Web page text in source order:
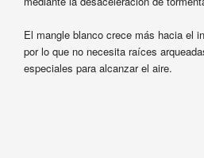
El mangle blanco crece más hacia el
por lo que no necesita raíces
especiales para alcanzar el aire.